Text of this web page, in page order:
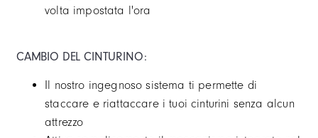
volta impostata l'ora
CAMBIO DEL CINTURINO:
Il nostro ingegnoso sistema ti permette di
staccare e riattaccare i tuoi cinturini senza alcun
attrezzo